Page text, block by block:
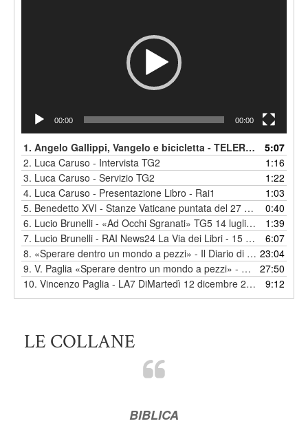
LE COLLANE
BIBLICA
00:00 00:00
1. Angelo Gallippi, Vangelo e bicicletta - TELEROMA 56
5:07
2. Luca Caruso - Intervista TG2
1:16
3. Luca Caruso - Servizio TG2
1:22
4. Luca Caruso - Presentazione Libro - Rai1
1:03
5. Benedetto XVI - Stanze Vaticane puntata del 27 giugno 2021
0:40
6. Lucio Brunelli - «Ad Occhi Sgranati» TG5 14 luglio 2023
1:39
7. Lucio Brunelli - RAI News24 La Via dei Libri - 15 novembre 2023
6:07
8. «Sperare dentro un mondo a pezzi» - Il Diario di Papa Francesco Tv2000 12/01/2024
23:04
9. V. Paglia «Sperare dentro un mondo a pezzi» - RAI3 Quante Storie dicembre 2023
27:50
10. Vincenzo Paglia - LA7 DiMartedì 12 dicembre 2023 9:12